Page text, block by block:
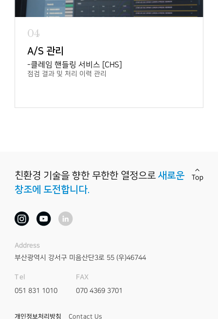
04
A/S 관리
클레임 핸들링 서비스 [CHS]
점검 결과 및 처리 이력 관리
친환경 기술을 향한 무한한 열정으로 새로운
창조에 도전합니다.
Address
부산광역시 강서구 미음산단3로 55(우)46744
Tel
051 831 1010
FAX
070 4369 3701
개인정보처리방침 Contact Us